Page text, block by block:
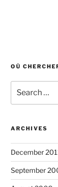
OÙ
for:
ARCHIVES
December
September